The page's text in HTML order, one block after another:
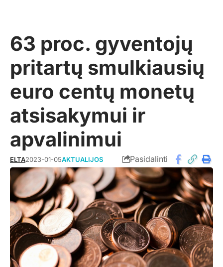
63 proc. gyventojų
pritartų smulkiausių
euro centų monetų
atsisakymui ir
apvalinimui
ELTA2023-01-05AKTUALIJOS Pasidalinti